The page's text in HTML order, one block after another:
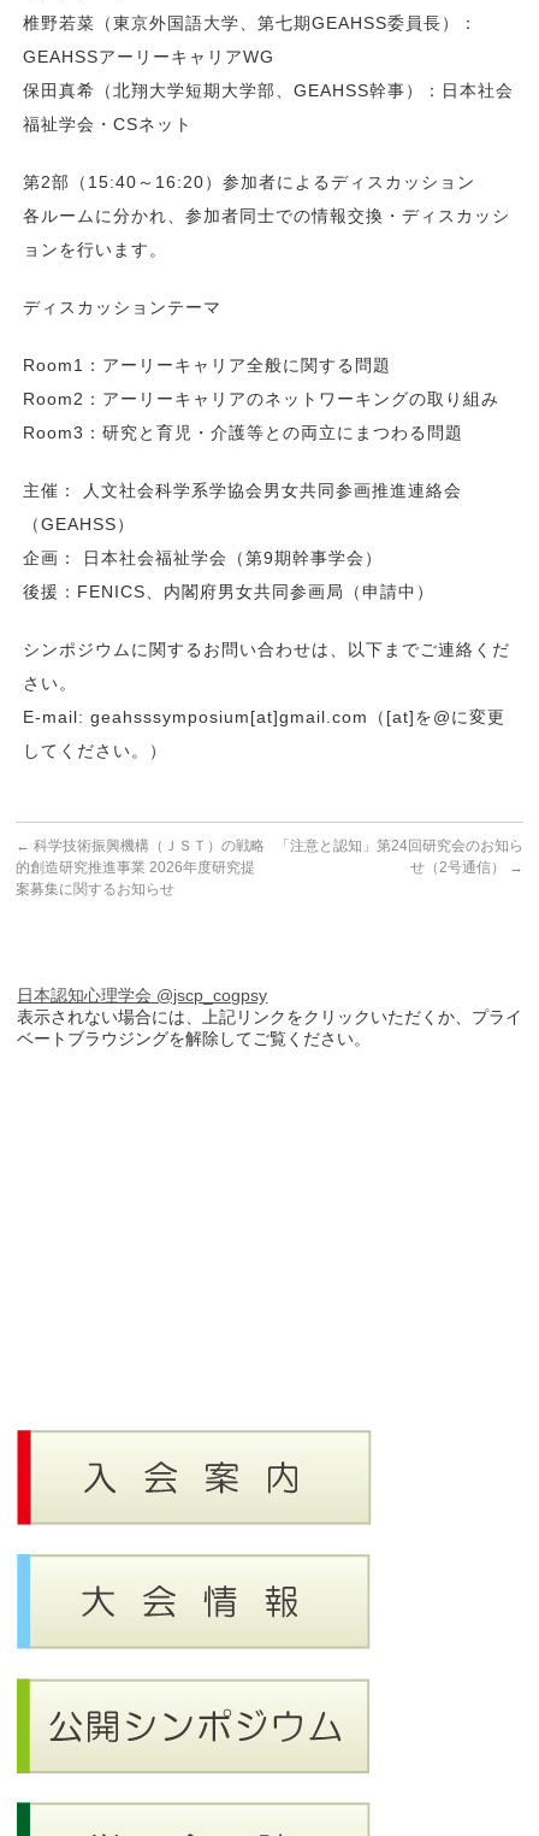
椎野若菜（東京外国語大学、第七期GEAHSS委員長）：
GEAHSSアーリーキャリアWG
保田真希（北翔大学短期大学部、GEAHSS幹事）：日本社会
福祉学会・CSネット
第2部（15:40～16:20）参加者によるディスカッション
各ルームに分かれ、参加者同士での情報交換・ディスカッシ
ョンを行います。
ディスカッションテーマ
Room1：アーリーキャリア全般に関する問題
Room2：アーリーキャリアのネットワーキングの取り組み
Room3：研究と育児・介護等との両立にまつわる問題
主催： 人文社会科学系学協会男女共同参画推進連絡会
（GEAHSS）
企画： 日本社会福祉学会（第9期幹事学会）
後援：FENICS、内閣府男女共同参画局（申請中）
シンポジウムに関するお問い合わせは、以下までご連絡くだ
さい。
E-mail: geahsssymposium[at]gmail.com（[at]を@に変更
してください。）
← 科学技術振興機構（ＪＳＴ）の戦略
的創造研究推進事業 2026年度研究提
案募集に関するお知らせ
「注意と認知」第24回研究会のお知ら
せ（2号通信）
→
日本認知心理学会 @jscp_cogpsy
表示されない場合には、上記リンクをクリックいただくか、プライ
ベートブラウジングを解除してご覧ください。